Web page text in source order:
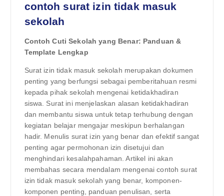
contoh surat izin tidak masuk
sekolah
Contoh Cuti Sekolah yang Benar: Panduan &
Template Lengkap
Surat izin tidak masuk sekolah merupakan dokumen
penting yang berfungsi sebagai pemberitahuan resmi
kepada pihak sekolah mengenai ketidakhadiran
siswa. Surat ini menjelaskan alasan ketidakhadiran
dan membantu siswa untuk tetap terhubung dengan
kegiatan belajar mengajar meskipun berhalangan
hadir. Menulis surat izin yang benar dan efektif sangat
penting agar permohonan izin disetujui dan
menghindari kesalahpahaman. Artikel ini akan
membahas secara mendalam mengenai contoh surat
izin tidak masuk sekolah yang benar, komponen-
komponen penting, panduan penulisan, serta